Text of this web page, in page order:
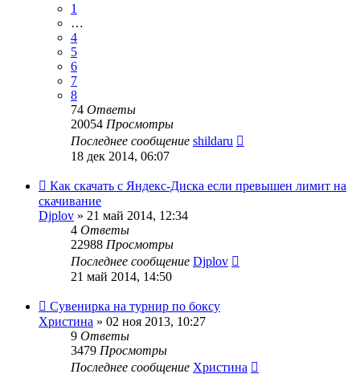
1
…
4
5
6
7
8
74 Ответы
20054 Просмотры
Последнее сообщение shildaru
18 дек 2014, 06:07
Как скачать с Яндекс-Диска если превышен лимит на
скачивание
Djplov » 21 май 2014, 12:34
4 Ответы
22988 Просмотры
Последнее сообщение Djplov
21 май 2014, 14:50
Сувенирка на турнир по боксу
Христина » 02 ноя 2013, 10:27
9 Ответы
3479 Просмотры
Последнее сообщение Христина